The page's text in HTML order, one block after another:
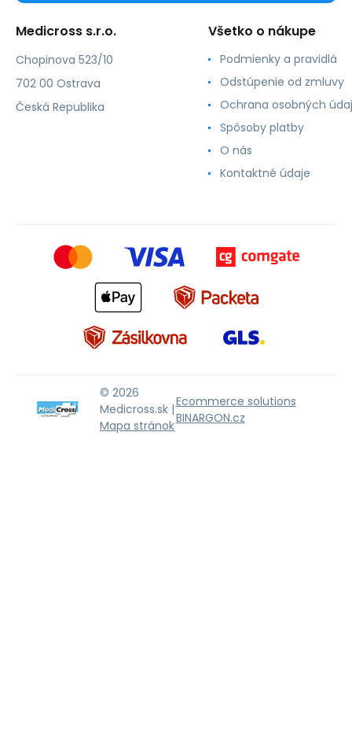
Medicross s.r.o.
Chopinova 523/10
702 00 Ostrava
Česká Republika
Všetko o nákupe
Podmienky a pravidlá
Odstúpenie od zmluvy
Ochrana osobných
Spôsoby platby
O nás
Kontaktné údaje
© 2026
Medicross.sk |
Mapa stránok
Ecommerce solutions
BINARGON.cz